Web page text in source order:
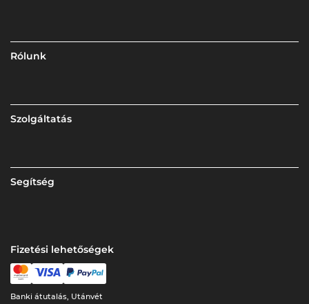
Rólunk
Szolgáltatás
Segítség
Fizetési lehetőségek
Banki átutalás, Utánvét